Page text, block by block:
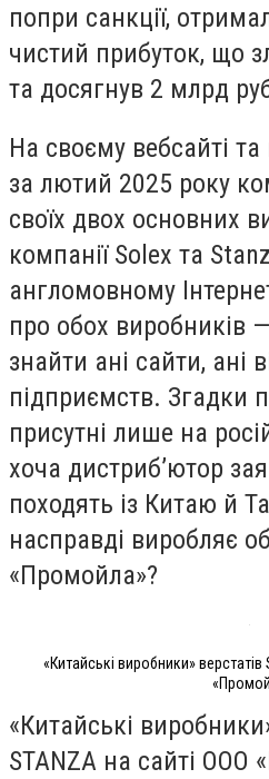
попри санкції,
чистий прибуток, що
та досягнув 2 млрд
На своєму вебсайті та
за лютий 2025 року
своїх двох основних
компанії Solex та
англомовному
про обох виробників
знайти ані сайти, ані
підприємств. Згадки
присутні лише на
хоча дистриб’ютор
походять із Китаю й
насправді виробляє
«Промойла»?
«Китайські виробники» верстатів
«Китайські
STANZA на сайті ООО